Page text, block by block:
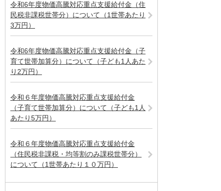
令和6年度物価高騰対応重点支援給付金（住
民税非課税世帯分）について（1世帯あたり
3万円）
令和6年度物価高騰対応重点支援給付金（子
育て世帯加算分）について（子ども1人あた
り2万円）
令和６年度物価高騰対応重点支援給付金
（子育て世帯加算分）について（子ども1人
あたり5万円）
令和６年度物価高騰対応重点支援給付金
（住民税非課税・均等割のみ課税世帯分）
について（1世帯あたり１０万円）